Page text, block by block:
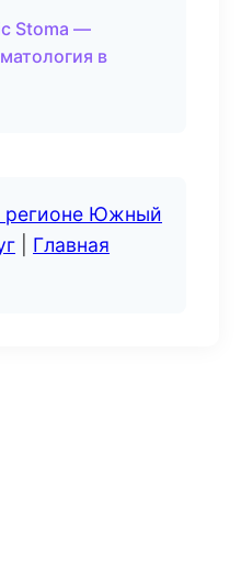
Stoma —
в
регионе Южный
Главная